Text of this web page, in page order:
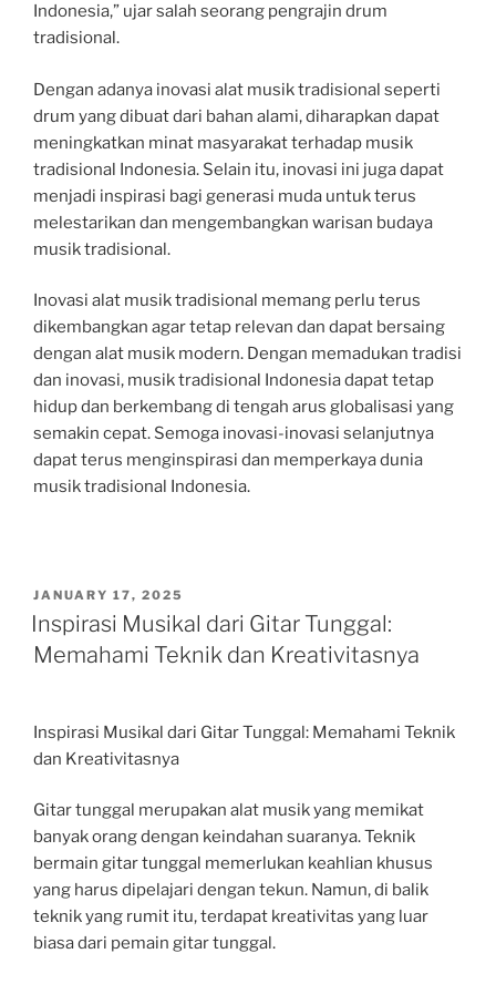
Indonesia,” ujar salah seorang pengrajin drum
tradisional.
Dengan adanya inovasi alat musik tradisional seperti
drum yang dibuat dari bahan alami, diharapkan dapat
meningkatkan minat masyarakat terhadap musik
tradisional Indonesia. Selain itu, inovasi ini juga dapat
menjadi inspirasi bagi generasi muda untuk terus
melestarikan dan mengembangkan warisan budaya
musik tradisional.
Inovasi alat musik tradisional memang perlu terus
dikembangkan agar tetap relevan dan dapat bersaing
dengan alat musik modern. Dengan memadukan tradisi
dan inovasi, musik tradisional Indonesia dapat tetap
hidup dan berkembang di tengah arus globalisasi yang
semakin cepat. Semoga inovasi-inovasi selanjutnya
dapat terus menginspirasi dan memperkaya dunia
musik tradisional Indonesia.
POSTED
ON
JANUARY 17, 2025
Inspirasi Musikal dari Gitar Tunggal:
Memahami Teknik dan Kreativitasnya
Inspirasi Musikal dari Gitar Tunggal: Memahami Teknik
dan Kreativitasnya
Gitar tunggal merupakan alat musik yang memikat
banyak orang dengan keindahan suaranya. Teknik
bermain gitar tunggal memerlukan keahlian khusus
yang harus dipelajari dengan tekun. Namun, di balik
teknik yang rumit itu, terdapat kreativitas yang luar
biasa dari pemain gitar tunggal.